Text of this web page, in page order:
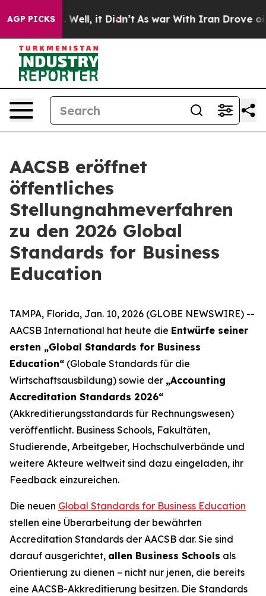
AGP PICKS
40%. Well, it Didn’t As war With Iran Drove oil
AACSB eröffnet
öffentliches
Stellungnahmeverfahren
zu den 2026 Global
Standards for Business
Education
TAMPA, Florida, Jan. 10, 2026 (GLOBE NEWSWIRE) --
AACSB International hat heute die Entwürfe seiner
ersten „Global Standards for Business
Education“ (Globale Standards für die
Wirtschaftsausbildung) sowie der „Accounting
Accreditation Standards 2026“
(Akkreditierungsstandards für Rechnungswesen)
veröffentlicht. Business Schools, Fakultäten,
Studierende, Arbeitgeber, Hochschulverbände und
weitere Akteure weltweit sind dazu eingeladen, ihr
Feedback einzureichen.
Die neuen Global Standards for Business Education
stellen eine Überarbeitung der bewährten
Accreditation Standards der AACSB dar. Sie sind
darauf ausgerichtet, allen Business Schools als
Orientierung zu dienen – nicht nur jenen, die bereits
eine AACSB-Akkreditierung besitzen. Die Standards